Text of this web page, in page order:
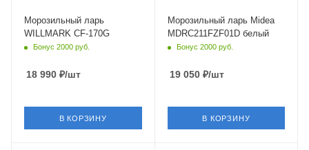
Морозильный ларь
WILLMARK CF-170G
Бонус 2000 руб.
18 990 ₽/шт
В КОРЗИНУ
Морозильный ларь Midea
MDRC211FZF01D белый
Бонус 2000 руб.
19 050₽/шт
В КОРЗИНУ